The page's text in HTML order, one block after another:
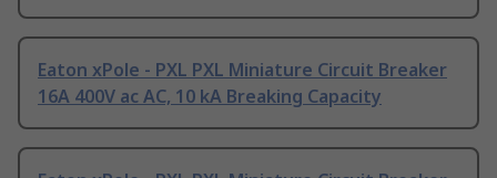
Eaton xPole - PXL PXL Miniature Circuit Breaker
16A 400V ac AC, 10 kA Breaking Capacity